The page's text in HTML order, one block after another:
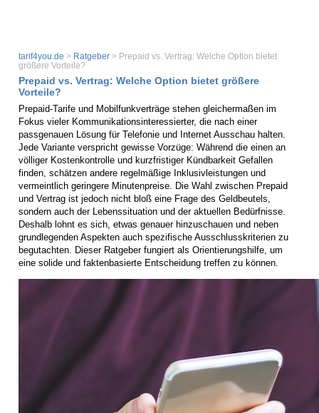
tarif4you.de > Ratgeber > Prepaid vs. Vertrag: Welche Option bietet
größere Vorteile?
Prepaid vs. Vertrag: Welche Option bietet größere
Vorteile?
Prepaid-Tarife und Mobilfunkverträge stehen gleichermaßen im
Fokus vieler Kommunikationsinteressierter, die nach einer
passgenauen Lösung für Telefonie und Internet Ausschau halten.
Jede Variante verspricht gewisse Vorzüge: Während die einen an
völliger Kostenkontrolle und kurzfristiger Kündbarkeit Gefallen
finden, schätzen andere regelmäßige Inklusivleistungen und
vermeintlich geringere Minutenpreise. Die Wahl zwischen Prepaid
und Vertrag ist jedoch nicht bloß eine Frage des Geldbeutels,
sondern auch der Lebenssituation und der aktuellen Bedürfnisse.
Deshalb lohnt es sich, etwas genauer hinzuschauen und neben
grundlegenden Aspekten auch spezifische Ausschlusskriterien zu
begutachten. Dieser Ratgeber fungiert als Orientierungshilfe, um
eine solide und faktenbasierte Entscheidung treffen zu können.